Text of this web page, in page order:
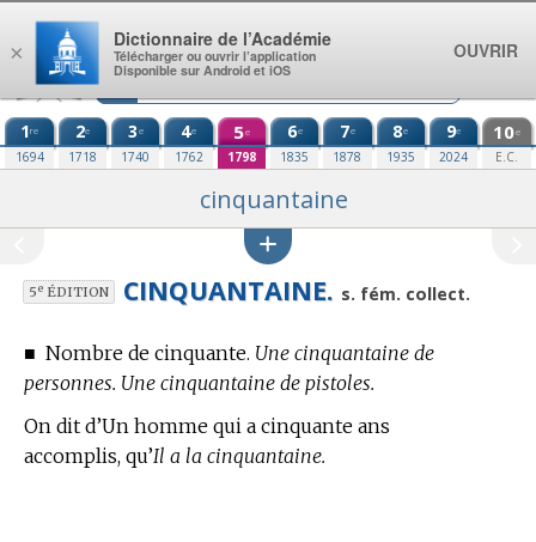
Aller au contenu
1re
1694
2e
1718
3e
1740
4e
1762
5e
1798
6e
1835
7e
1878
8e
1935
9e
2024
10e
E.C.
cinquantaine
5eÉDITION CINQUANTAINE. s. fém. collect.
■ Nombre de cinquante. Une cinquantaine de
personnes. Une cinquantaine de pistoles.
On dit d’Un homme qui a cinquante ans
accomplis, qu’Il a la cinquantaine.
×
Dictionnaire de l’Académie
Télécharger ou ouvrir l’application
Disponible sur Android et iOS
OUVRIR